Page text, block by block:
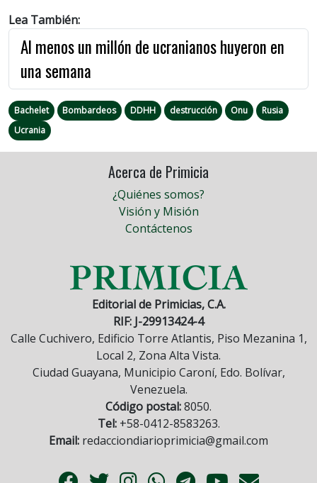
Lea También:
Al menos un millón de ucranianos huyeron en
una semana
Bachelet Bombardeos DDHH destrucción Onu
Rusia
Ucrania
Acerca de Primicia
¿Quiénes somos?
Visión y Misión
Contáctenos
Editorial de Primicias, C.A.
RIF: J-29913424-4
Calle Cuchivero, Edificio Torre Atlantis, Piso Mezanina 1,
Local 2, Zona Alta Vista.
Ciudad Guayana, Municipio Caroní, Edo. Bolívar,
Venezuela.
Código postal:8050.
Tel:+58-0412-8583263.
Email: redacciondiarioprimicia@gmail.com